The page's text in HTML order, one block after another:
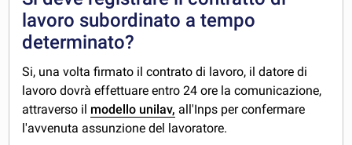
lavoro subordinato a tempo
determinato?
Si, una volta firmato il contrato di lavoro, il datore di
lavoro dovrà effettuare entro 24 ore la comunicazione,
attraverso il modello unilav, all'Inps per confermare
l'avvenuta assunzione del lavoratore.